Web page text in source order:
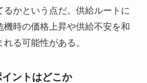
るかという点だ。供給ルートに
機時の価格上昇や供給不安を和
る可能性がある。
ントはどこか